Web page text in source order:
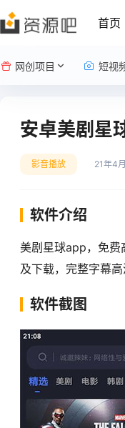
首页
网创项目 短视
安卓美剧星
影音播放 21年4
软件介绍
美剧星球app，免费
及下载，完整字幕
软件截图